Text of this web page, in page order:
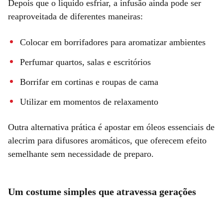
Depois que o líquido esfriar, a infusão ainda pode ser
reaproveitada de diferentes maneiras:
Colocar em borrifadores para aromatizar ambientes
Perfumar quartos, salas e escritórios
Borrifar em cortinas e roupas de cama
Utilizar em momentos de relaxamento
Outra alternativa prática é apostar em óleos essenciais de
alecrim para difusores aromáticos, que oferecem efeito
semelhante sem necessidade de preparo.
Um costume simples que atravessa gerações